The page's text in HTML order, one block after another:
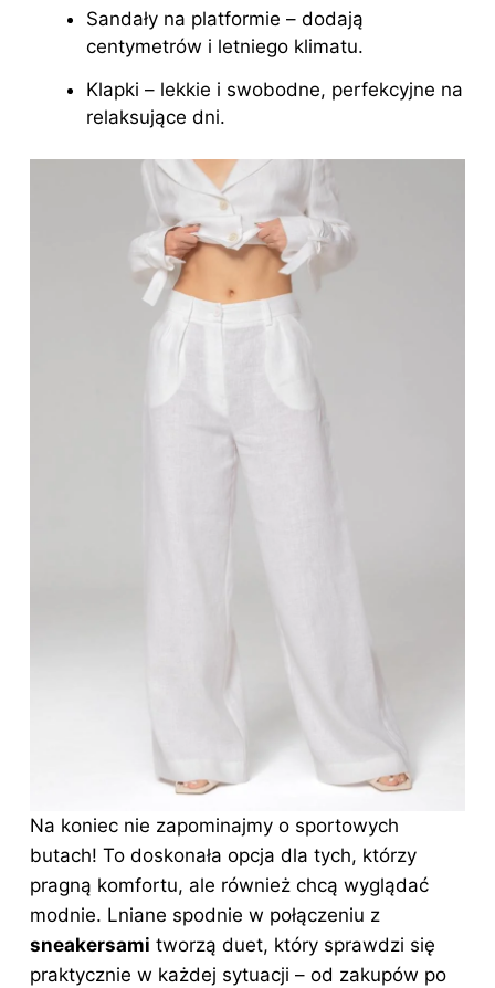
Sandały na platformie – dodają
centymetrów i letniego klimatu.
Klapki – lekkie i swobodne, perfekcyjne na
relaksujące dni.
Na koniec nie zapominajmy o sportowych
butach! To doskonała opcja dla tych, którzy
pragną komfortu, ale również chcą wyglądać
modnie. Lniane spodnie w połączeniu z
sneakersami tworzą duet, który sprawdzi się
praktycznie w każdej sytuacji – od zakupów po